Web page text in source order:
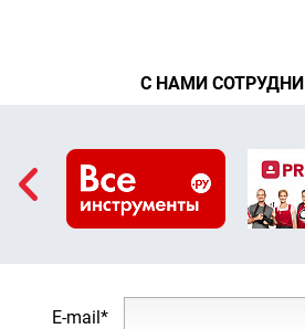
С НАМИ
E-mail*